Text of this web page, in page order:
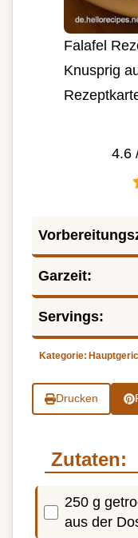
Falafel
Knusprig
4.6
Garzeit:
Servings:
Kategorie:
Drucken
Zutaten:
250 g
aus der